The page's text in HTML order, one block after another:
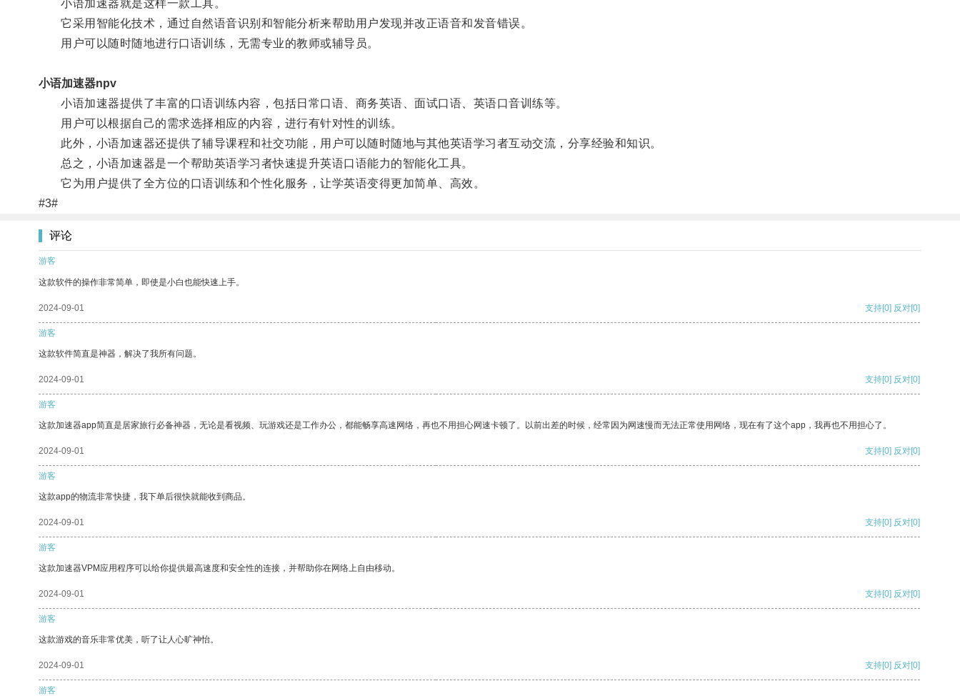
小语加速器就是这样一款工具。
它采用智能化技术，通过自然语音识别和智能分析来帮助用户发现并改正语音和发音错误。
用户可以随时随地进行口语训练，无需专业的教师或辅导员。
小语加速器npv
小语加速器提供了丰富的口语训练内容，包括日常口语、商务英语、面试口语、英语口音训练等。
用户可以根据自己的需求选择相应的内容，进行有针对性的训练。
此外，小语加速器还提供了辅导课程和社交功能，用户可以随时随地与其他英语学习者互动交流，分享经验和知识。
总之，小语加速器是一个帮助英语学习者快速提升英语口语能力的智能化工具。
它为用户提供了全方位的口语训练和个性化服务，让学英语变得更加简单、高效。
#3#
评论
游客
这款软件的操作非常简单，即使是小白也能快速上手。
2024-09-01 支持[0] 反对[0]
游客
这款软件简直是神器，解决了我所有问题。
2024-09-01 支持[0] 反对[0]
游客
这款加速器app简直是居家旅行必备神器，无论是看视频、玩游戏还是工作办公，都能畅享高速网络，再也不用担心网速卡顿了。以前出差的时候，经常因为网速慢而无法正常使用网络，现在有了这个app，我再也不用担心了。
2024-09-01 支持[0] 反对[0]
游客
这款app的物流非常快捷，我下单后很快就能收到商品。
2024-09-01 支持[0] 反对[0]
游客
这款加速器VPM应用程序可以给你提供最高速度和安全性的连接，并帮助你在网络上自由移动。
2024-09-01 支持[0] 反对[0]
游客
这款游戏的音乐非常优美，听了让人心旷神怡。
2024-09-01 支持[0] 反对[0]
游客